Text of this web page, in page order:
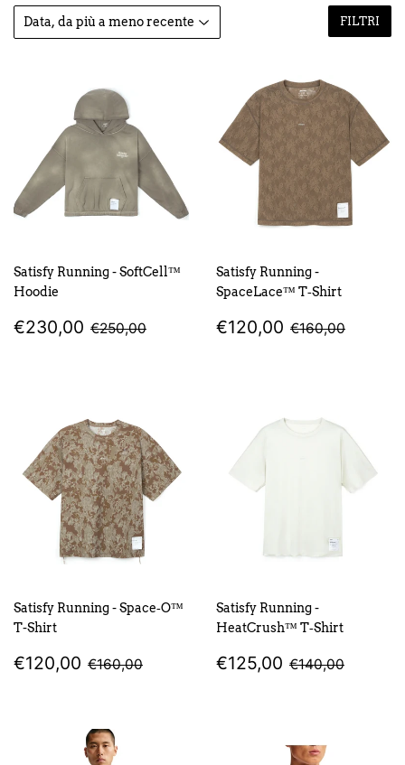
FILTRI
Satisfy Running - SoftCell™
Hoodie
PREZZO
SCONTATO
€230,00 €230,00
PREZZO DI LISTINO
€250,00 €250,00
Satisfy Running -
SpaceLace™ T‑Shirt
PREZZO
SCONTATO
€120,00 €120,00
PREZZO DI
€160,00
Satisfy Running - Space‑O™
T-Shirt
PREZZO
SCONTATO
€120,00 €120,00
PREZZO DI LISTINO
€160,00
Satisfy Running -
HeatCrush™ T‑Shirt
PREZZO
SCONTATO
€125,00 €125,00
PREZZO DI
€140,00